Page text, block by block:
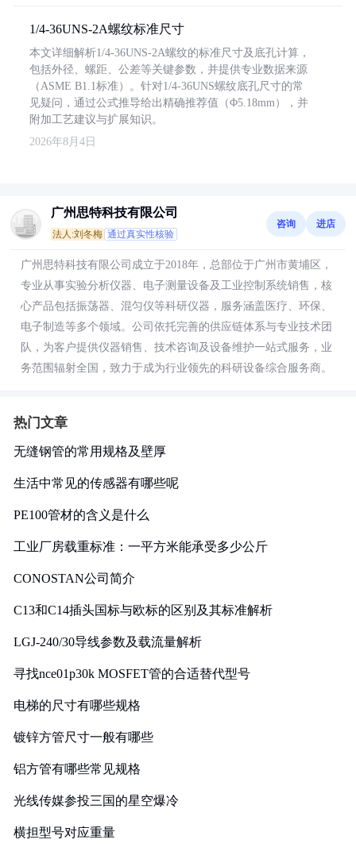
1/4-36UNS-2A螺纹标准尺寸
本文详细解析1/4-36UNS-2A螺纹的标准尺寸及底孔计算，
包括外径、螺距、公差等关键参数，并提供专业数据来源
（ASME B1.1标准）。针对1/4-36UNS螺纹底孔尺寸的常
见疑问，通过公式推导给出精确推荐值（Φ5.18mm），并
附加工艺建议与扩展知识。
2026年8月4日
广州思特科技有限公司
法人:刘冬梅 通过真实性核验
咨询 进店
广州思特科技有限公司成立于2018年，总部位于广州市黄埔区，
专业从事实验分析仪器、电子测量设备及工业控制系统销售，核
心产品包括振荡器、混匀仪等科研仪器，服务涵盖医疗、环保、
电子制造等多个领域。公司依托完善的供应链体系与专业技术团
队，为客户提供仪器销售、技术咨询及设备维护一站式服务，业
务范围辐射全国，致力于成为行业领先的科研设备综合服务商。
热门文章
无缝钢管的常用规格及壁厚
生活中常见的传感器有哪些呢
PE100管材的含义是什么
工业厂房载重标准：一平方米能承受多少公斤
CONOSTAN公司简介
C13和C14插头国标与欧标的区别及其标准解析
LGJ-240/30导线参数及载流量解析
寻找nce01p30k MOSFET管的合适替代型号
电梯的尺寸有哪些规格
镀锌方管尺寸一般有哪些
铝方管有哪些常见规格
光线传媒参投三国的星空爆冷
横担型号对应重量